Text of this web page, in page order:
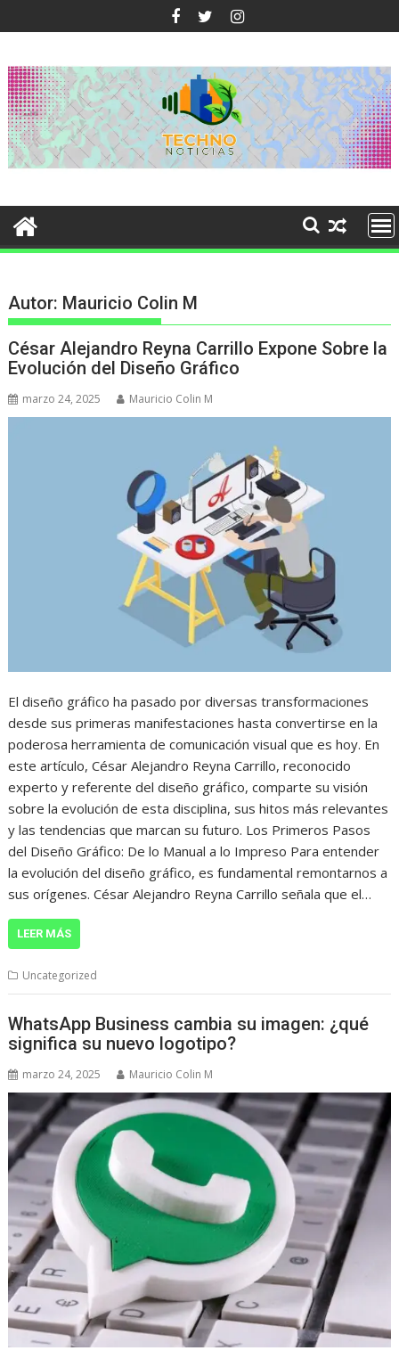
al
Autor: Mauricio Colin M
César Alejandro Reyna Carrillo Expone Sobre la
Evolución del Diseño Gráfico
marzo 24, 2025 Mauricio Colin M
El diseño gráfico ha pasado por diversas transformaciones
desde sus primeras manifestaciones hasta convertirse en la
poderosa herramienta de comunicación visual que es hoy. En
este artículo, César Alejandro Reyna Carrillo, reconocido
experto y referente del diseño gráfico, comparte su visión
sobre la evolución de esta disciplina, sus hitos más relevantes
y las tendencias que marcan su futuro. Los Primeros Pasos
del Diseño Gráfico: De lo Manual a lo Impreso Para entender
la evolución del diseño gráfico, es fundamental remontarnos a
sus orígenes. César Alejandro Reyna Carrillo señala que el…
LEER MÁS
Uncategorized
WhatsApp Business cambia su imagen: ¿qué
significa su nuevo logotipo?
marzo 24, 2025 Mauricio Colin M